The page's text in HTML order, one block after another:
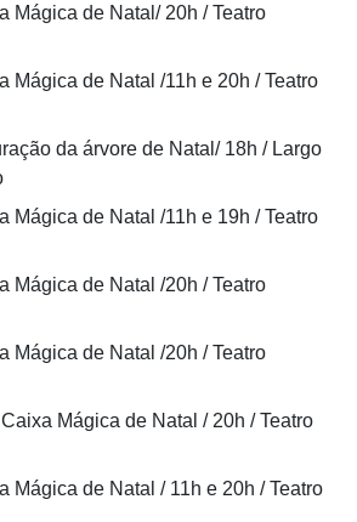
Mágica de Natal/ 20h / Teatro
Mágica de Natal /11h e 20h / Teatro
da árvore de Natal/ 18h / Largo
Mágica de Natal /11h e 19h / Teatro
Mágica de Natal /20h / Teatro
Mágica de Natal /20h / Teatro
Mágica de Natal / 20h / Teatro
Mágica de Natal / 11h e 20h / Teatro